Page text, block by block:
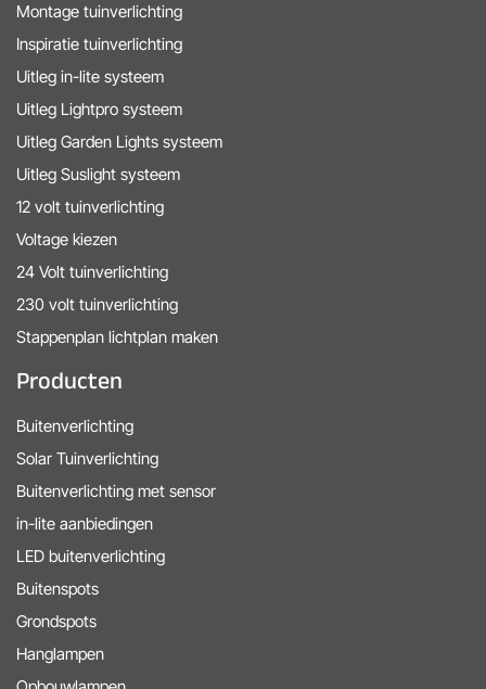
Montage tuinverlichting
Inspiratie tuinverlichting
Uitleg in-lite systeem
Uitleg Lightpro systeem
Uitleg Garden Lights systeem
Uitleg Suslight systeem
12 volt tuinverlichting
Voltage kiezen
24 Volt tuinverlichting
230 volt tuinverlichting
Stappenplan lichtplan maken
Producten
Buitenverlichting
Solar Tuinverlichting
Buitenverlichting met sensor
in-lite aanbiedingen
LED buitenverlichting
Buitenspots
Grondspots
Hanglampen